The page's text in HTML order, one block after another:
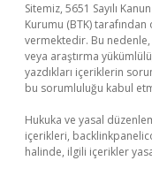
Sitemiz, 5651 Sayılı
Kurumu (BTK) tarafından
vermektedir. Bu
veya araştırma
yazdıkları içeriklerin
bu sorumluluğu kabul
Hukuka ve yasal
içerikleri,
halinde, ilgili içerikler